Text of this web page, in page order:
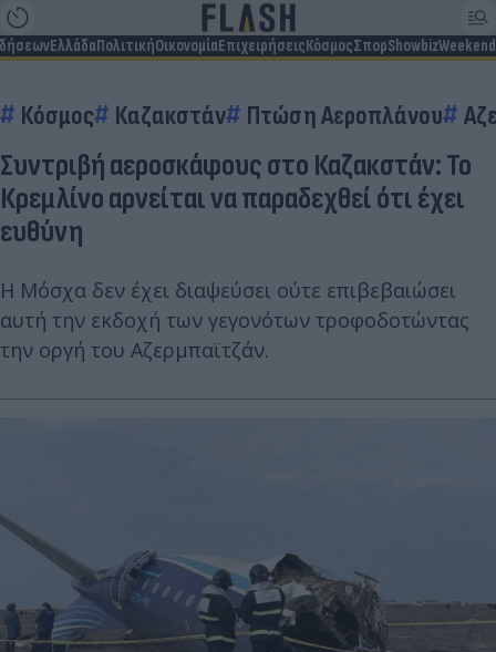
ΕλλάδαΠολιτικήΟικονομίαΕπιχειρήσειςΚόσμοςΣπορShowbizWeekend
Κόσμος Καζακστάν Πτώση Αεροπλάνου
Συντριβή αεροσκάφους στο Καζακστάν: Το
Κρεμλίνο αρνείται να παραδεχθεί ότι έχει
ευθύνη
Η Μόσχα δεν έχει διαψεύσει ούτε επιβεβαιώσει
αυτή την εκδοχή των γεγονότων τροφοδοτώντας
την οργή του Αζερμπαϊτζάν.